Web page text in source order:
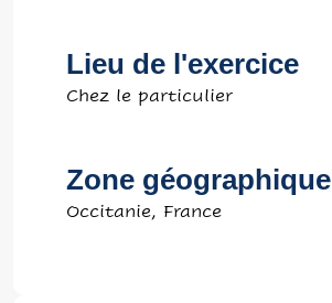
Lieu de l'exercice
Chez le particulier
Zone géographique
Occitanie, France